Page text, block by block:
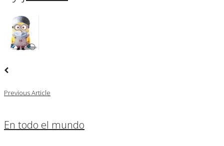
Previous Article
En todo el mundo